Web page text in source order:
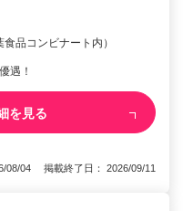
品コンビナート内）
遇！
を見る
08/04 掲載終了日： 2026/09/11